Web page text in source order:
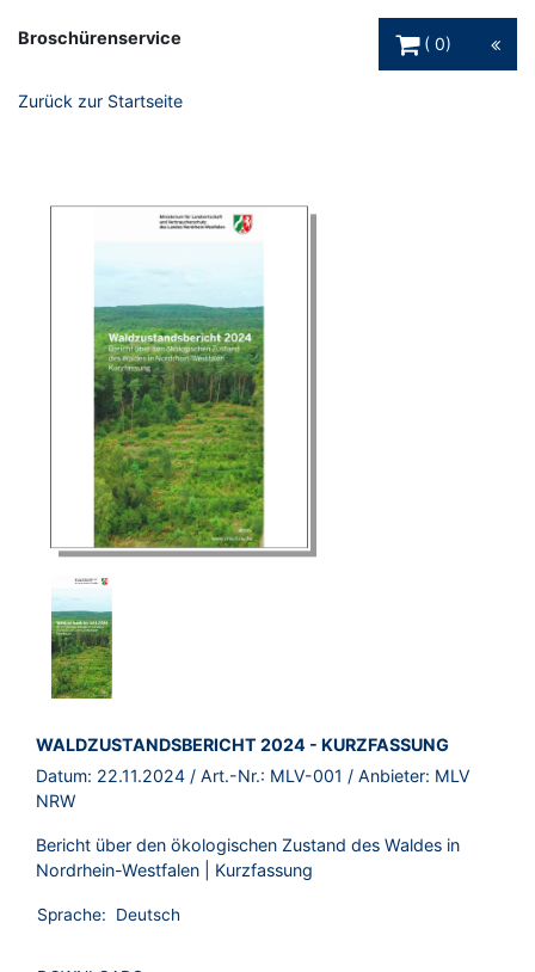
Broschürenservice
0
Zurück zur Startseite
BROSCHÜRE:
WALDZUSTANDSBERICHT 2024 - KURZFASSUNG
Datum: 22.11.2024 / Art.-Nr.: MLV-001 / Anbieter: MLV
NRW
Bericht über den ökologischen Zustand des Waldes in
Nordrhein-Westfalen | Kurzfassung
Sprache: Deutsch